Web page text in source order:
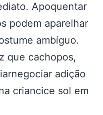
Apoquentar
podem aparelhar
ambíguo.
que cachopos,
adição
criancice sol em